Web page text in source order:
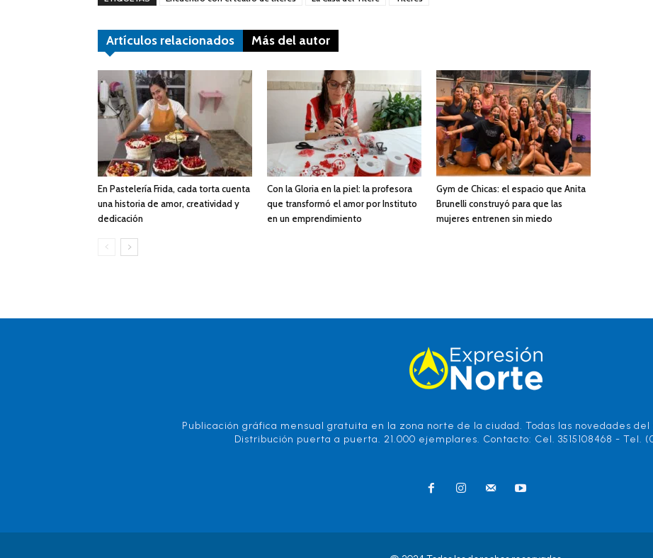
Artículos relacionados Más del autor
En Pastelería Frida, cada torta cuenta
una historia de amor, creatividad y
dedicación
Con la Gloria en la piel: la profesora
que transformó el amor por Instituto
en un emprendimiento
Gym de Chicas: el espacio que Anita
Brunelli construyó para que las
mujeres entrenen sin miedo
Publicación gráfica mensual gratuita en la zona norte de la ciudad. Todas las novedades del
Distribución puerta a puerta. 21.000 ejemplares. Contacto: Cel. 3515108468 - Tel.